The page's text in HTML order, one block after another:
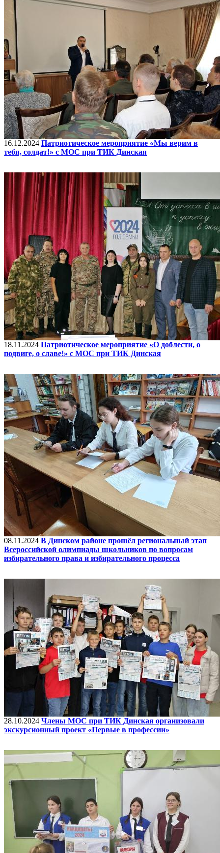
16.12.2024 Патриотическое мероприятие «Мы верим в
тебя, солдат!» с МОС при ТИК Динская
18.11.2024 Патриотическое мероприятие «О доблести, о
подвиге, о славе!» с МОС при ТИК Динская
08.11.2024 В Динском районе прошёл региональный этап
Всероссийской олимпиады школьников по вопросам
избирательного права и избирательного процесса
28.10.2024 Члены МОС при ТИК Динская организовали
экскурсионный проект «Первые в профессии»